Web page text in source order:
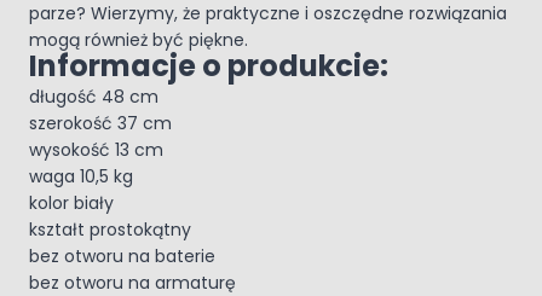
parze? Wierzymy, że praktyczne i oszczędne rozwiązania
mogą również być piękne.
Informacje o produkcie:
długość 48 cm
szerokość 37 cm
wysokość 13 cm
waga 10,5 kg
kolor biały
kształt prostokątny
bez otworu na baterie
bez otworu na armaturę